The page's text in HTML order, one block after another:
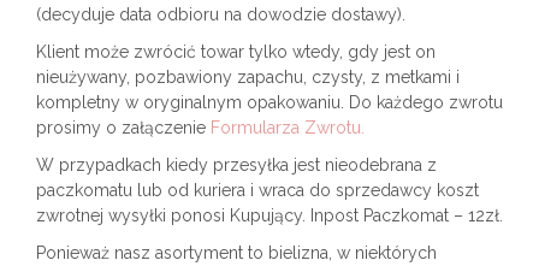
(decyduje data odbioru na dowodzie dostawy).
Klient może zwrócić towar tylko wtedy, gdy jest on
nieużywany, pozbawiony zapachu, czysty, z metkami i
kompletny w oryginalnym opakowaniu. Do każdego zwrotu
prosimy o załączenie Formularza Zwrotu.
W przypadkach kiedy przesyłka jest nieodebrana z
paczkomatu lub od kuriera i wraca do sprzedawcy koszt
zwrotnej wysyłki ponosi Kupujący. Inpost Paczkomat – 12zł.
Ponieważ nasz asortyment to bielizna, w niektórych